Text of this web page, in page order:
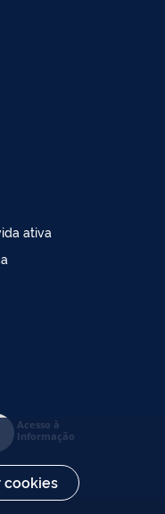
ativa
Acesso à
Informação
cookies